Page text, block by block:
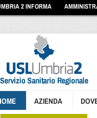
2 INFORMA
AZIENDA